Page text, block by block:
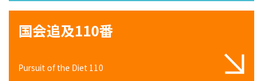
国会追及110番
Pursuit of the Diet 110